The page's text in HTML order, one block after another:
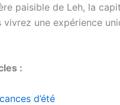
paisible de Leh, la
vivrez une expérience
:
d’été